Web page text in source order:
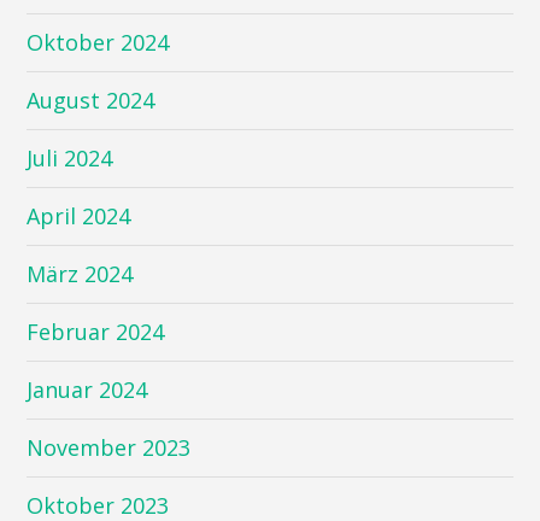
Oktober 2024
August 2024
Juli 2024
April 2024
März 2024
Februar 2024
Januar 2024
November 2023
Oktober 2023